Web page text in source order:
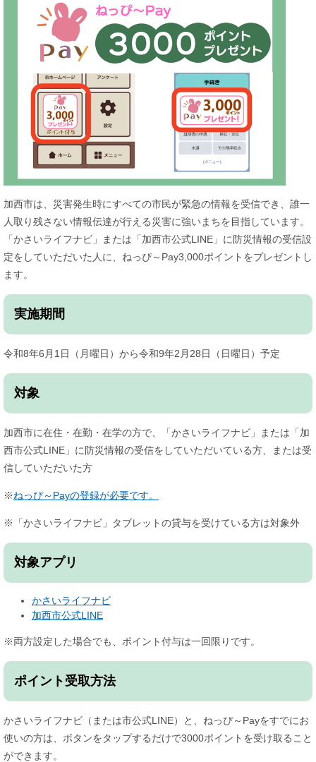
加西市は、災害発生時にすべての市民が緊急の情報を受信でき、誰一
人取り残さない情報伝達が行える災害に強いまちを目指しています。
「かさいライフナビ」または「加西市公式LINE」に防災情報の受信設
定をしていただいた人に、ねっぴ～Pay3,000ポイントをプレゼントし
ます。​
実施期間
令和8年6月1日（月曜日）から令和9年2月28日（日曜日）予定
対象
加西市に在住・在勤・在学の方で、​「かさいライフナビ」または「加
西市公式LINE」に防災情報の受信をしていただいている方、または受
信していただいた方
※ねっぴ～Payの登録が必要です。
​※「かさいライフナビ」タブレットの貸与を受けている方は対象外
対象アプリ
かさいライフナビ
加西市公式LINE
※両方設定した場合でも、ポイント付与は一回限りです。
ポイント受取方法
かさいライフナビ（または市公式LINE）と、ねっぴ～Payをすでにお
使いの方は、ボタンをタップするだけで3000ポイントを受け取ること
ができます。